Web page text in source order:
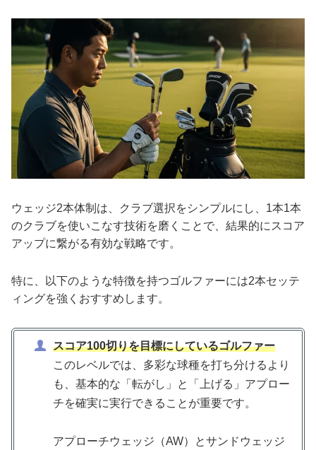
ウェッジ2本体制は、クラブ選択をシンプルにし、1本1本
のクラブを使いこなす技術を磨くことで、結果的にスコア
アップに繋がる有効な戦略です。
特に、以下のような特徴を持つゴルファーには2本セッテ
ィングを強くおすすめします。
スコア100切りを目標にしているゴルファー
このレベルでは、多彩な球種を打ち分けるより
も、基本的な「転がし」と「上げる」アプロー
チを確実に実行できることが重要です。
アプローチウェッジ（AW）とサンドウェッジ